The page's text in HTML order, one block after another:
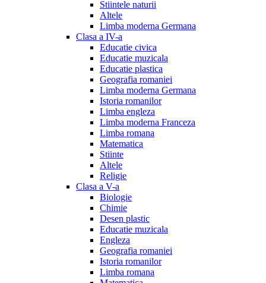
Stiintele naturii
Altele
Limba moderna Germana
Clasa a IV-a
Educatie civica
Educatie muzicala
Educatie plastica
Geografia romaniei
Limba moderna Germana
Istoria romanilor
Limba engleza
Limba moderna Franceza
Limba romana
Matematica
Stiinte
Altele
Religie
Clasa a V-a
Biologie
Chimie
Desen plastic
Educatie muzicala
Engleza
Geografia romaniei
Istoria romanilor
Limba romana